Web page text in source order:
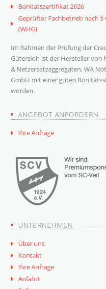
Bonitätszertifikat 2026
Geprüfter Fachbetrieb nach §
(WHG)
Im Rahmen der Prüfung der
Gütersloh ist der Hersteller von
& Netzersatzaggregaten, WA
GmbH mit einer guten
worden.
ANGEBOT ANFORDERN
Ihre Anfrage
UNTERNEHMEN
Über uns
Kontakt
Ihre Anfrage
Anfahrt